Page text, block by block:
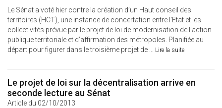
Le Sénat a voté hier contre la création d’un Haut conseil des
territoires (HCT), une instance de concertation entre l'Etat et les
collectivités prévue par le projet de loi de modernisation de l’action
publique territoriale et d’affirmation des métropoles. Planifiée au
départ pour figurer dans le troisième projet de ... Lire la suite
Le projet de loi sur la décentralisation arrive en
seconde lecture au Sénat
Article du 02/10/2013